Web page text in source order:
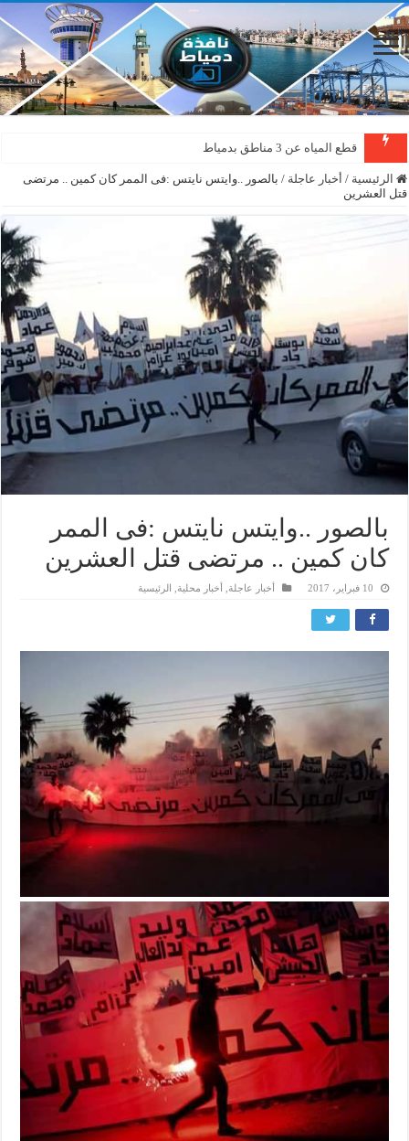
قطع المياه عن 3 مناطق بدمياط
دمياط : سقوط شجرة على الأسلاك الكهربائية بمنطقة المطرى
الرئيسية / أخبار عاجلة / بالصور ..وايتس نايتس :فى الممر كان كمين .. مرتضى
قتل العشرين
بالصور ..وايتس نايتس :فى الممر
كان كمين .. مرتضى قتل العشرين
10 فبراير، 2017 أخبار عاجلة أخبار محلية الرئيسية